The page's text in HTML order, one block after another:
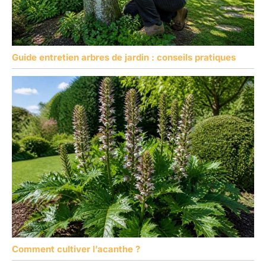
Guide entretien arbres de jardin : conseils pratiques
Comment cultiver l’acanthe ?